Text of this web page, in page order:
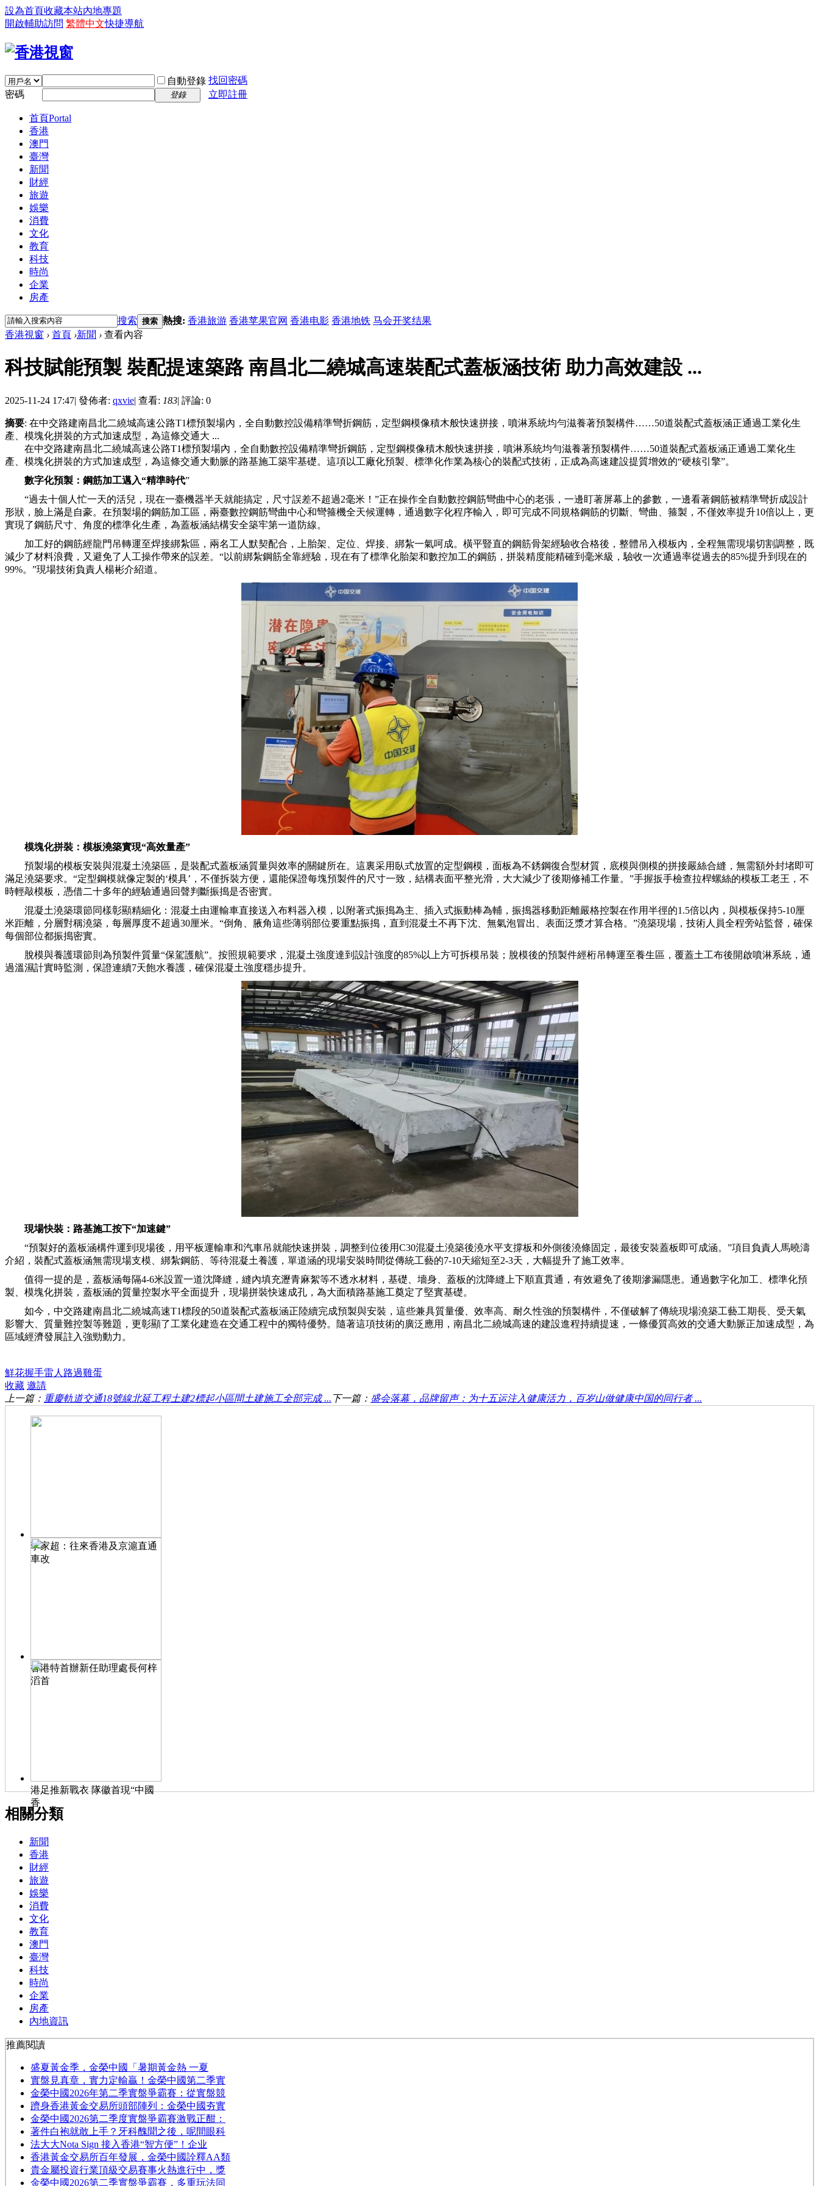
設為首頁收藏本站內地專題
開啟輔助訪問 繁體中文快捷導航
自動登錄 找回密碼
密碼
登錄 立即註冊
首頁Portal
香港
澳門
臺灣
新聞
財經
旅遊
娛樂
消費
文化
教育
科技
時尚
企業
房產
搜索 搜索 熱搜: 香港旅游 香港苹果官网 香港电影 香港地铁 马会开奖结果
香港視窗 › 首頁 ›新聞 › 查看內容
科技賦能預製 裝配提速築路 南昌北二繞城高速裝配式蓋板涵技術 助力高效建設 ...
2025-11-24 17:47| 發佈者: qxvie| 查看: 183| 評論: 0
摘要: 在中交路建南昌北二繞城高速公路T1標預製場內，全自動數控設備精準彎折鋼筋，定型鋼模像積木般快速拼接，噴淋系統均勻滋養著預製構件……50道裝配式蓋板涵正通過工業化生
產、模塊化拼裝的方式加速成型，為這條交通大 ...
在中交路建南昌北二繞城高速公路T1標預製場內，全自動數控設備精準彎折鋼筋，定型鋼模像積木般快速拼接，噴淋系統均勻滋養著預製構件……50道裝配式蓋板涵正通過工業化生
產、模塊化拼裝的方式加速成型，為這條交通大動脈的路基施工築牢基礎。這項以工廠化預製、標準化作業為核心的裝配式技術，正成為高速建設提質增效的“硬核引擎”。
數字化預製：鋼筋加工邁入“精準時代”
“過去十個人忙一天的活兒，現在一臺機器半天就能搞定，尺寸誤差不超過2毫米！”正在操作全自動數控鋼筋彎曲中心的老張，一邊盯著屏幕上的參數，一邊看著鋼筋被精準彎折成設計
形狀，臉上滿是自豪。在預製場的鋼筋加工區，兩臺數控鋼筋彎曲中心和彎箍機全天候運轉，通過數字化程序輸入，即可完成不同規格鋼筋的切斷、彎曲、箍製，不僅效率提升10倍以上，更
實現了鋼筋尺寸、角度的標準化生產，為蓋板涵結構安全築牢第一道防線。
加工好的鋼筋經龍門吊轉運至焊接綁紮區，兩名工人默契配合，上胎架、定位、焊接、綁紮一氣呵成。橫平豎直的鋼筋骨架經驗收合格後，整體吊入模板內，全程無需現場切割調整，既
減少了材料浪費，又避免了人工操作帶來的誤差。“以前綁紮鋼筋全靠經驗，現在有了標準化胎架和數控加工的鋼筋，拼裝精度能精確到毫米級，驗收一次通過率從過去的85%提升到現在的
99%。”現場技術負責人楊彬介紹道。
模塊化拼裝：模板澆築實現“高效量產”
預製場的模板安裝與混凝土澆築區，是裝配式蓋板涵質量與效率的關鍵所在。這裏采用臥式放置的定型鋼模，面板為不銹鋼復合型材質，底模與側模的拼接嚴絲合縫，無需額外封堵即可
滿足澆築要求。“定型鋼模就像定製的‘模具’，不僅拆裝方便，還能保證每塊預製件的尺寸一致，結構表面平整光滑，大大減少了後期修補工作量。”手握扳手檢查拉桿螺絲的模板工老王，不
時輕敲模板，憑借二十多年的經驗通過回聲判斷振搗是否密實。
混凝土澆築環節同樣彰顯精細化：混凝土由運輸車直接送入布料器入模，以附著式振搗為主、插入式振動棒為輔，振搗器移動距離嚴格控製在作用半徑的1.5倍以內，與模板保持5-10厘
米距離，分層對稱澆築，每層厚度不超過30厘米。“倒角、腋角這些薄弱部位要重點振搗，直到混凝土不再下沈、無氣泡冒出、表面泛漿才算合格。”澆築現場，技術人員全程旁站監督，確保
每個部位都振搗密實。
脫模與養護環節則為預製件質量“保駕護航”。按照規範要求，混凝土強度達到設計強度的85%以上方可拆模吊裝；脫模後的預製件經桁吊轉運至養生區，覆蓋土工布後開啟噴淋系統，通
過溫濕計實時監測，保證連續7天飽水養護，確保混凝土強度穩步提升。
現場快裝：路基施工按下“加速鍵”
“預製好的蓋板涵構件運到現場後，用平板運輸車和汽車吊就能快速拼裝，調整到位後用C30混凝土澆築後澆水平支撐板和外側後澆條固定，最後安裝蓋板即可成涵。”項目負責人馬曉濤
介紹，裝配式蓋板涵無需現場支模、綁紮鋼筋、等待混凝土養護，單道涵的現場安裝時間從傳統工藝的7-10天縮短至2-3天，大幅提升了施工效率。
值得一提的是，蓋板涵每隔4-6米設置一道沈降縫，縫內填充瀝青麻絮等不透水材料，基礎、墻身、蓋板的沈降縫上下順直貫通，有效避免了後期滲漏隱患。通過數字化加工、標準化預
製、模塊化拼裝，蓋板涵的質量控製水平全面提升，現場拼裝快速成孔，為大面積路基施工奠定了堅實基礎。
如今，中交路建南昌北二繞城高速T1標段的50道裝配式蓋板涵正陸續完成預製與安裝，這些兼具質量優、效率高、耐久性強的預製構件，不僅破解了傳統現場澆築工藝工期長、受天氣
影響大、質量難控製等難題，更彰顯了工業化建造在交通工程中的獨特優勢。隨著這項技術的廣泛應用，南昌北二繞城高速的建設進程持續提速，一條優質高效的交通大動脈正加速成型，為
區域經濟發展註入強勁動力。
鮮花握手雷人 路過雞蛋
收藏 邀請
上一篇： 重慶軌道交通18號線北延工程土建2標起小區間土建施工全部完成 ... 下一篇： 盛会落幕，品牌留声：为十五运注入健康活力，百岁山做健康中国的同行者 ...
李家超：往來香港及京滬直通
車改
香港特首辦新任助理處長何梓
滔首
港足推新戰衣 隊徽首現“中國
香
相關分類
新聞
香港
財經
旅遊
娛樂
消費
文化
教育
澳門
臺灣
科技
時尚
企業
房產
內地資訊
推薦閱讀
​盛夏黃金季，金榮中國「暑期黃金熱 一夏
實盤見真章，實力定輸贏！金榮中國第二季實
金榮中國2026年第二季實盤爭霸賽：從實盤競
躋身香港黃金交易所頭部陣列：金榮中國夯實
金榮中國2026第二季度實盤爭霸賽激戰正酣：
著件白袍就敢上手？牙科醜聞之後，呢間眼科
法大大Nota Sign 接入香港“智方便”！企业
香港黃金交易所百年發展，金榮中國詮釋AA類
貴金屬投資行業頂級交易賽事火熱進行中，獎
金榮中國2026第二季實盤爭霸賽，多重玩法同